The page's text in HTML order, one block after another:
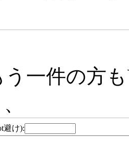
一件の方
避け):